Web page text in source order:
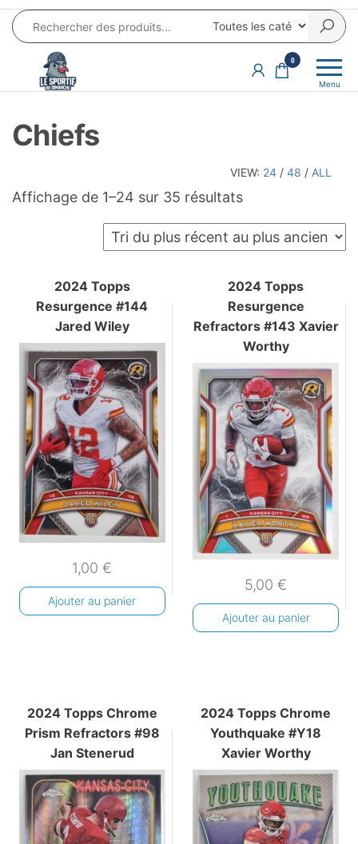
Aller
au
contenu
DU
produits
pop
Menu
0
Chiefs
VIEW: 24 / 48 / ALL
Affichage de 1–24 sur 35 résultatsTrié
plus
au
plus
ancien
2024 Topps
Resurgence #144
Jared Wiley
1,00€
Ajouter au panier
2024 Topps
Resurgence
Refractors #143 Xavier
Worthy
5,00€
Ajouter au panier
2024 Topps Chrome
Prism Refractors #98
Jan Stenerud
2024 Topps Chrome
Youthquake #Y18
Xavier Worthy